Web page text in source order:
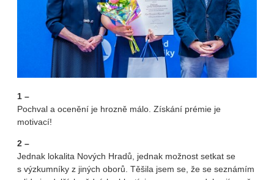
1 –
Pochval a ocenění je hrozně málo. Získání prémie je
motivací!
2 –
Jednak lokalita Nových Hradů, jednak možnost setkat se
s výzkumníky z jiných oborů. Těšila jsem se, že se seznámím